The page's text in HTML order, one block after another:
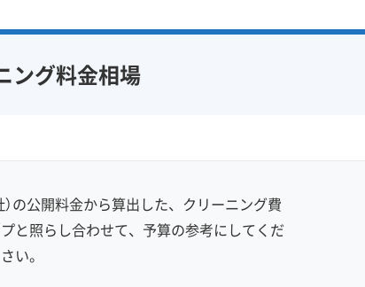
ーフォロー
ハウスダスト除去
定額料金 複数台割引
初回割引
※項目にカーソルを合わせると詳細な説明が表示されます。
ング料金相場
の公開料金から算出した、クリーニング費
と照らし合わせて、予算の参考にしてくだ
さい。